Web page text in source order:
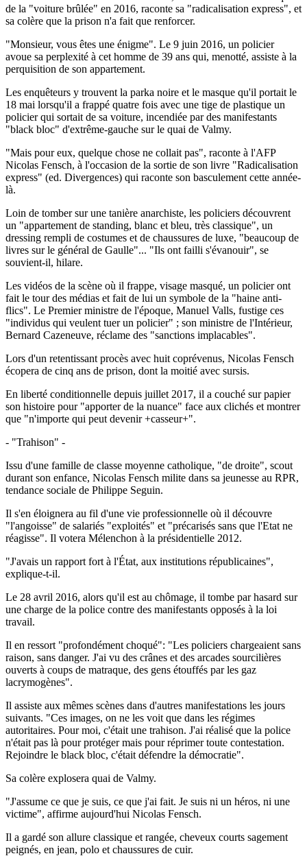
de la "voiture brûlée" en 2016, raconte sa "radicalisation express", et
sa colère que la prison n'a fait que renforcer.
"Monsieur, vous êtes une énigme". Le 9 juin 2016, un policier
avoue sa perplexité à cet homme de 39 ans qui, menotté, assiste à la
perquisition de son appartement.
Les enquêteurs y trouvent la parka noire et le masque qu'il portait le
18 mai lorsqu'il a frappé quatre fois avec une tige de plastique un
policier qui sortait de sa voiture, incendiée par des manifestants
"black bloc" d'extrême-gauche sur le quai de Valmy.
"Mais pour eux, quelque chose ne collait pas", raconte à l'AFP
Nicolas Fensch, à l'occasion de la sortie de son livre "Radicalisation
express" (ed. Divergences) qui raconte son basculement cette année-
là.
Loin de tomber sur une tanière anarchiste, les policiers découvrent
un "appartement de standing, blanc et bleu, très classique", un
dressing rempli de costumes et de chaussures de luxe, "beaucoup de
livres sur le général de Gaulle"... "Ils ont failli s'évanouir", se
souvient-il, hilare.
Les vidéos de la scène où il frappe, visage masqué, un policier ont
fait le tour des médias et fait de lui un symbole de la "haine anti-
flics". Le Premier ministre de l'époque, Manuel Valls, fustige ces
"individus qui veulent tuer un policier" ; son ministre de l'Intérieur,
Bernard Cazeneuve, réclame des "sanctions implacables".
Lors d'un retentissant procès avec huit coprévenus, Nicolas Fensch
écopera de cinq ans de prison, dont la moitié avec sursis.
En liberté conditionnelle depuis juillet 2017, il a couché sur papier
son histoire pour "apporter de la nuance" face aux clichés et montrer
que "n'importe qui peut devenir +casseur+".
- "Trahison" -
Issu d'une famille de classe moyenne catholique, "de droite", scout
durant son enfance, Nicolas Fensch milite dans sa jeunesse au RPR,
tendance sociale de Philippe Seguin.
Il s'en éloignera au fil d'une vie professionnelle où il découvre
"l'angoisse" de salariés "exploités" et "précarisés sans que l'Etat ne
réagisse". Il votera Mélenchon à la présidentielle 2012.
"J'avais un rapport fort à l'État, aux institutions républicaines",
explique-t-il.
Le 28 avril 2016, alors qu'il est au chômage, il tombe par hasard sur
une charge de la police contre des manifestants opposés à la loi
travail.
Il en ressort "profondément choqué": "Les policiers chargeaient sans
raison, sans danger. J'ai vu des crânes et des arcades sourcilières
ouverts à coups de matraque, des gens étouffés par les gaz
lacrymogènes".
Il assiste aux mêmes scènes dans d'autres manifestations les jours
suivants. "Ces images, on ne les voit que dans les régimes
autoritaires. Pour moi, c'était une trahison. J'ai réalisé que la police
n'était pas là pour protéger mais pour réprimer toute contestation.
Rejoindre le black bloc, c'était défendre la démocratie".
Sa colère explosera quai de Valmy.
"J'assume ce que je suis, ce que j'ai fait. Je suis ni un héros, ni une
victime", affirme aujourd'hui Nicolas Fensch.
Il a gardé son allure classique et rangée, cheveux courts sagement
peignés, en jean, polo et chaussures de cuir.